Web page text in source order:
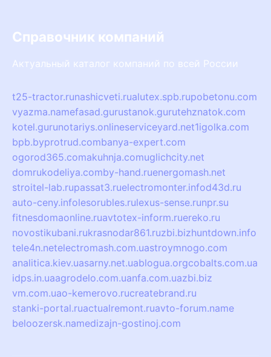
Справочник компаний
Актуальный каталог компаний по всей России
t25-tractor.runashicveti.rualutex.spb.rupobetonu.com
vyazma.namefasad.gurustanok.gurutehznatok.com
kotel.gurunotariys.onlineserviceyard.net1igolka.com
bpb.byprotrud.combanya-expert.com
ogorod365.comakuhnja.comuglichcity.net
domrukodeliya.comby-hand.ruenergomash.net
stroitel-lab.rupassat3.ruelectromonter.infod43d.ru
auto-ceny.infolesorubles.rulexus-sense.runpr.su
fitnesdomaonline.ruavtotex-inform.ruereko.ru
novostikubani.rukrasnodar861.ruzbi.bizhuntdown.info
tele4n.netelectromash.com.uastroymnogo.com
analitica.kiev.uasarny.net.uablogua.orgcobalts.com.ua
idps.in.uaagrodelo.com.uanfa.com.uazbi.biz
vm.com.uao-kemerovo.rucreatebrand.ru
stanki-portal.ruactualremont.ruavto-forum.name
beloozersk.namedizajn-gostinoj.com